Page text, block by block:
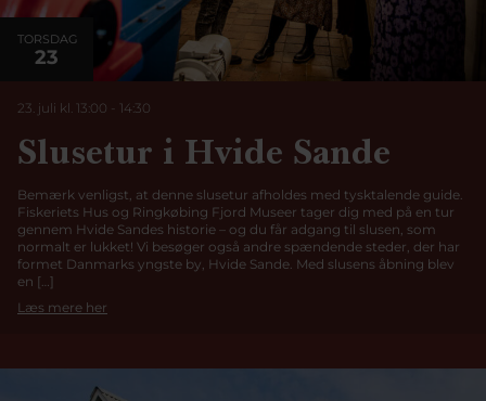
TORSDAG
23
23. juli kl. 13:00 - 14:30
Slusetur i Hvide Sande
Bemærk venligst, at denne slusetur afholdes med tysktalende guide.
Fiskeriets Hus og Ringkøbing Fjord Museer tager dig med på en tur
gennem Hvide Sandes historie – og du får adgang til slusen, som
normalt er lukket! Vi besøger også andre spændende steder, der har
formet Danmarks yngste by, Hvide Sande. Med slusens åbning blev
en […]
Læs mere her